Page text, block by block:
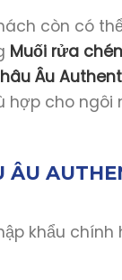
còn có
Muối rửa
Âu
hợp cho ngôi
ÂU
khẩu chính